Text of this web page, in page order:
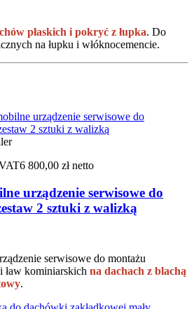
płaskich i pokryć z łupka. Do
na łupku i włóknocemencie.
6 800,00 zł netto
urządzenie serwisowe do
2 sztuki z walizką
serwisowe do montażu
ław kominiarskich na dachach z blachą
.